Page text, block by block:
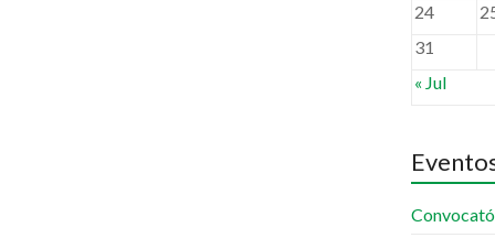
« Jul
24
31